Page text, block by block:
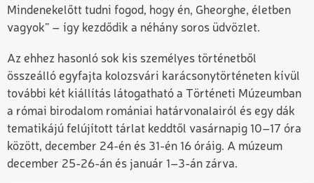
Mindenekelőtt tudni fogod, hogy én, Gheorghe, életben
vagyok” – így kezdődik a néhány soros üdvözlet.
Az ehhez hasonló sok kis személyes történetből
összeálló egyfajta kolozsvári karácsonytörténeten kívül
további két kiállítás látogatható a Történeti Múzeumban
a római birodalom romániai határvonalairól és egy dák
tematikájú felújított tárlat keddtől vasárnapig 10–17 óra
között, december 24-én és 31-én 16 óráig. A múzeum
december 25-26-án és január 1–3-án zárva.